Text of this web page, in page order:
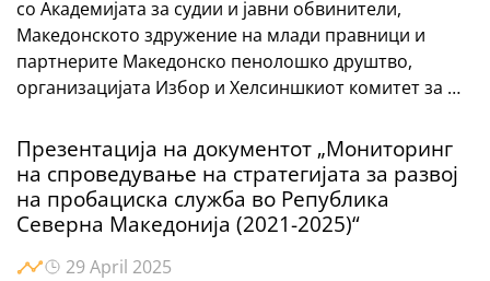
со Академијата за судии и јавни обвинители,
Македонското здружение на млади правници и
партнерите Македонско пенолошко друштво,
организацијата Избор и Хелсиншкиот комитет за …
Презентација на документот „Мониторинг
на спроведување на стратегијата за развој
на пробациска служба во Република
Северна Македонија (2021-2025)“
29 April 2025